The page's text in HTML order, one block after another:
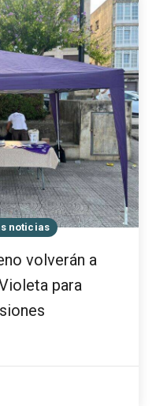
noticias
volverán a
para